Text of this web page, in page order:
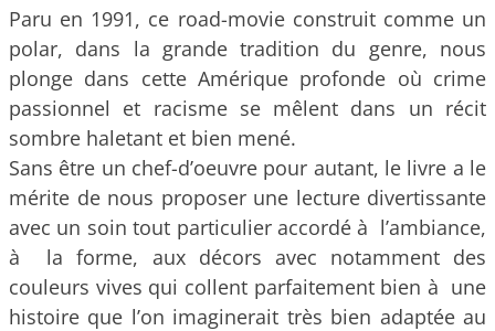
Paru en 1991, ce road-movie construit comme un
polar, dans la grande tradition du genre, nous
plonge dans cette Amérique profonde où crime
passionnel et racisme se mêlent dans un récit
sombre haletant et bien mené.
Sans être un chef-d’oeuvre pour autant, le livre a le
mérite de nous proposer une lecture divertissante
avec un soin tout particulier accordé à l’ambiance,
à la forme, aux décors avec notamment des
couleurs vives qui collent parfaitement bien à une
histoire que l’on imaginerait très bien adaptée au